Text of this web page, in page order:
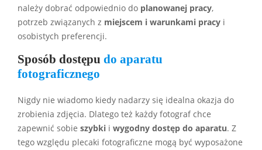
należy dobrać odpowiednio do planowanej pracy,
potrzeb związanych z miejscem i warunkami pracy i
osobistych preferencji.
Sposób dostępu do aparatu
fotograficznego
Nigdy nie wiadomo kiedy nadarzy się idealna okazja do
zrobienia zdjęcia. Dlatego też każdy fotograf chce
zapewnić sobie szybki i wygodny dostęp do aparatu. Z
tego względu plecaki fotograficzne mogą być wyposażone